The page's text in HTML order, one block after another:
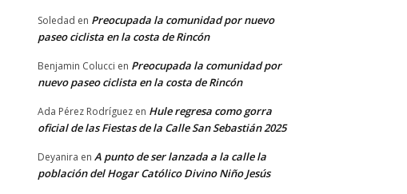
Soledad en Preocupada la comunidad por nuevo
paseo ciclista en la costa de Rincón
Benjamin Colucci en Preocupada la comunidad por
nuevo paseo ciclista en la costa de Rincón
Ada Pérez Rodríguez en Hule regresa como gorra
oficial de las Fiestas de la Calle San Sebastián 2025
Deyanira en A punto de ser lanzada a la calle la
población del Hogar Católico Divino Niño Jesús